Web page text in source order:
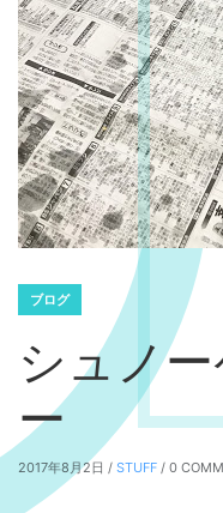
ブログ
シュノ
ー
2017年8月2日 / STUFF / 0